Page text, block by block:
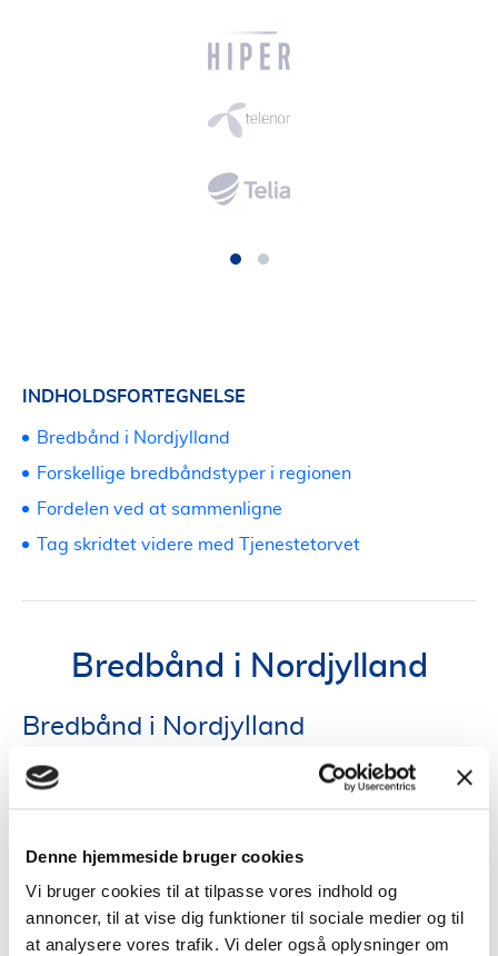
Denne hjemmeside bruger cookies
Vi bruger cookies til at tilpasse vores indhold og
annoncer, til at vise dig funktioner til sociale medier og til
at analysere vores trafik. Vi deler også oplysninger om
Bredbånd i Nordjylland
Bredbånd i Nordjylland
I den naturskønne region Nordjylland, hvor både
livskvalitet og erhvervsmuligheder.
Forskellige bredbåndstyper i
INDHOLDSFORTEGNELSE
Bredbånd i Nordjylland
Forskellige bredbåndstyper i regionen
Fordelen ved at sammenligne
Tag skridtet videre med Tjenestetorvet